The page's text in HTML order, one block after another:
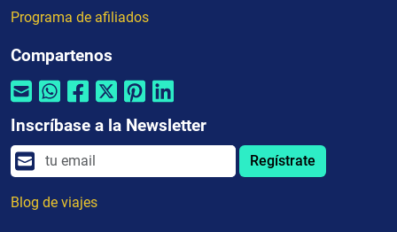
Programa de afiliados
Compartenos
Inscríbase a la Newsletter
Regístrate
Blog de viajes